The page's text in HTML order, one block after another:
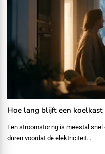
Hoe lang blijft een
Een stroomstoring is meestal
duren voordat de elektriciteit...